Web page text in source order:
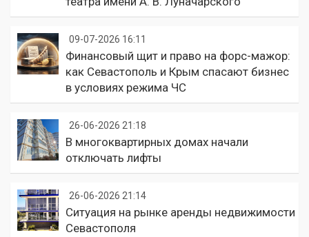
09-07-2026 16:11
Финансовый щит и право на форс-мажор:
как Севастополь и Крым спасают бизнес
в условиях режима ЧС
26-06-2026 21:18
В многоквартирных домах начали
отключать лифты
26-06-2026 21:14
Ситуация на рынке аренды недвижимости
Севастополя